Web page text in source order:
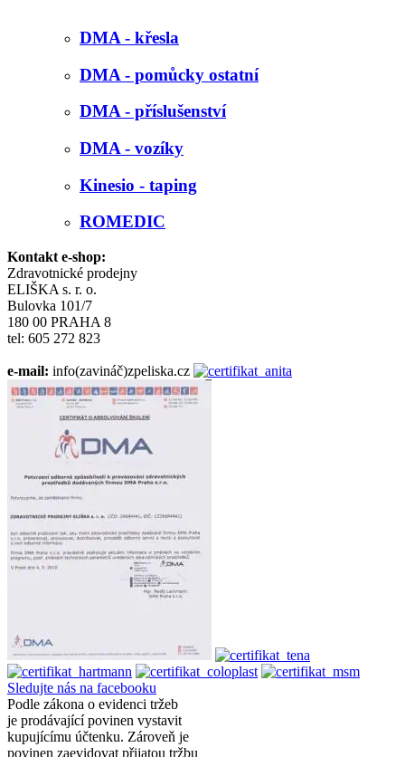
DMA - křesla
DMA - pomůcky ostatní
DMA - příslušenství
DMA - vozíky
Kinesio - taping
ROMEDIC
Kontakt e-shop:
Zdravotnické prodejny
ELIŠKA s. r. o.
Bulovka 101/7
180 00 PRAHA 8
tel: 605 272 823
e-mail: info(zavináč)zpeliska.cz
Sledujte nás na facebooku
Podle zákona o evidenci tržeb
je prodávající povinen vystavit
kupujícímu účtenku. Zároveň je
povinen zaevidovat přijatou tržbu